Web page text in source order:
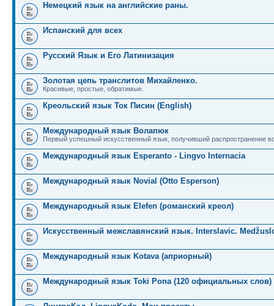
Немецкий язык на английские раны.
Испанский для всех
Русский Язык и Его Латинизация
Золотая цепь транслитов Михайленко.
Красивые, простые, обратимые.
Креольский язык Ток Писин (English)
Международный язык Волапюк
Первый успешный искусственный язык, получивший распространение
Международный язык Esperanto - Lingvo Internacia
Международный язык Novial (Otto Esperson)
Международный язык Elefen (романский креол)
Искусственный межславянский язык. Interslavic.
Международный язык Kotava (априорный)
Международный язык Toki Pona (120 официальных слов)